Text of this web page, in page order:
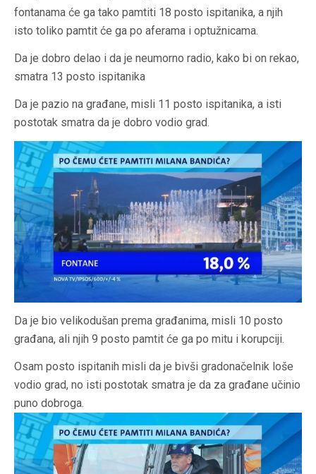
fontanama će ga tako pamtiti 18 posto ispitanika, a njih
isto toliko pamtit će ga po aferama i optužnicama.
Da je dobro delao i da je neumorno radio, kako bi on rekao,
smatra 13 posto ispitanika
Da je pazio na građane, misli 11 posto ispitanika, a isti
postotak smatra da je dobro vodio grad.
Da je bio velikodušan prema građanima, misli 10 posto
građana, ali njih 9 posto pamtit će ga po mitu i korupciji.
Osam posto ispitanih misli da je bivši gradonačelnik loše
vodio grad, no isti postotak smatra je da za građane učinio
puno dobroga.